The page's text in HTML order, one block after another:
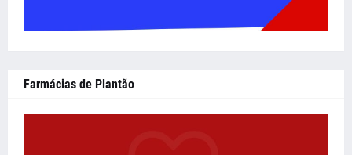
Farmácias de Plantão